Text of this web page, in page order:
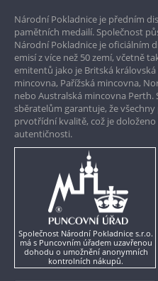
Garance nejvyšší kvality
Pouze originální produkty
Národní Pokladnice je předním
pamětních medailí. Společnost
Národní Pokladnice je oficiálním
emisí z více než 50 zemí, včetně
emitentů jako je Britská
mincovna, Pařížská mincovna,
nebo Australská mincovna Perth.
sběratelům garantuje, že
prvotřídní kvalitě, což je
autentičnosti.
Společnost Národní Pokladnice s.r.o.
má s Puncovním úřadem uzavřenou
dohodu o umožnění anonymních
kontrolních nákupů.